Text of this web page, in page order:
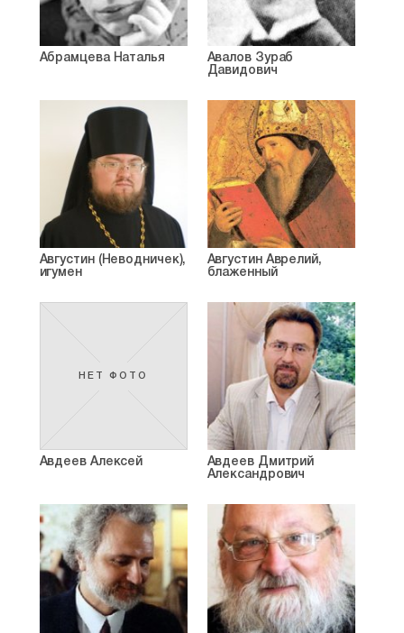
Абрамцева Наталья
Авалов Зураб
Давидович
Августин (Неводничек),
игумен
Августин Аврелий,
блаженный
НЕТ ФОТО
Авдеев Алексей
Авдеев Дмитрий
Александрович